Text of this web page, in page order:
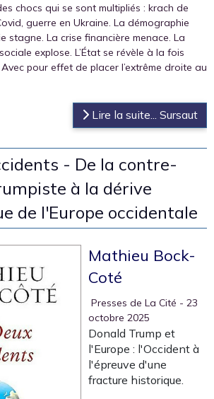
chocs qui se sont multipliés : krach de
guerre en Ukraine. La démographie
stagne. La crise financière menace. La
explose. L’État se révèle à la fois
pour effet de placer l’extrême droite au
Lire la suite... Sursaut
- De la contre-
à la dérive
de l'Europe occidentale
Mathieu Bock-
Coté
‎ Presses de La Cité - 23
octobre 2025
Donald Trump et
l'Europe : l'Occident à
l'épreuve d'une
fracture historique.